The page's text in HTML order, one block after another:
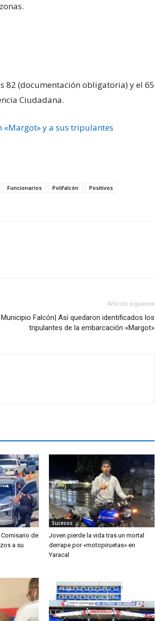
zonas.
82 (documentación obligatoria) y el 65
Ciudadana.
«Margot» y a sus tripulantes
Funcionarios Polifalcón
Positivos
Artículo siguiente
Municipio Falcón| Así quedaron identificados los
tripulantes de la embarcación «Margot»
Comisario de
a su
Sucesos
Joven pierde la vida tras un mortal
derrape por «motopiruetas» en
Yaracal